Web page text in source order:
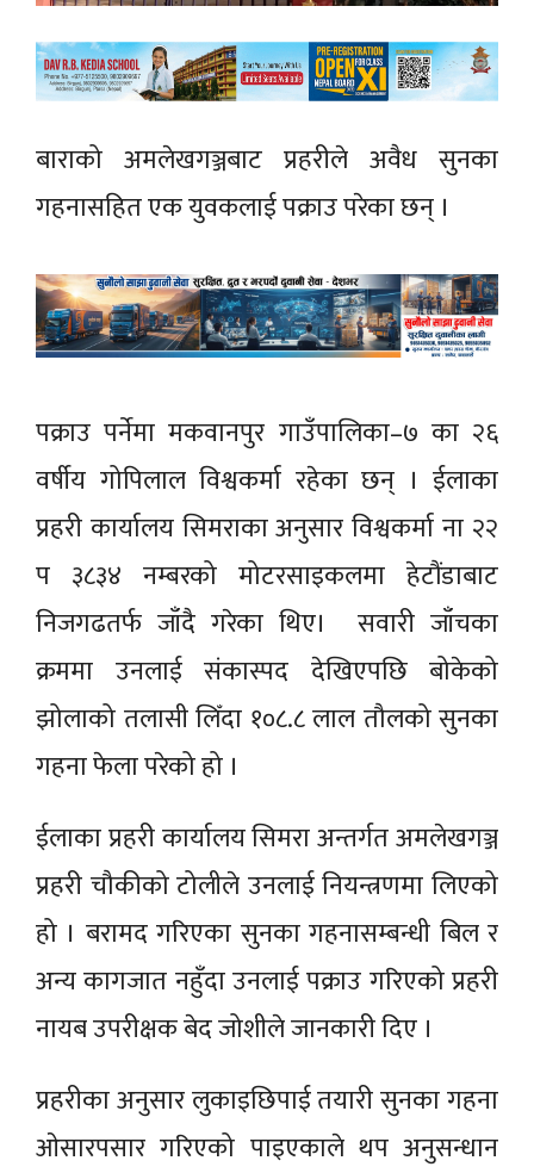
बाराको अमलेखगञ्जबाट प्रहरीले अवैध सुनका
गहनासहित एक युवकलाई पक्राउ परेका छन् ।
पक्राउ पर्नेमा मकवानपुर गाउँपालिका–७ का २६
वर्षीय गोपिलाल विश्वकर्मा रहेका छन् । ईलाका
प्रहरी कार्यालय सिमराका अनुसार विश्वकर्मा ना २२
प ३८३४ नम्बरको मोटरसाइकलमा हेटौंडाबाट
निजगढतर्फ जाँदै गरेका थिए। सवारी जाँचका
क्रममा उनलाई संकास्पद देखिएपछि बोकेको
झोलाको तलासी लिँदा १०८.८ लाल तौलको सुनका
गहना फेला परेको हो ।
ईलाका प्रहरी कार्यालय सिमरा अन्तर्गत अमलेखगञ्ज
प्रहरी चौकीको टोलीले उनलाई नियन्त्रणमा लिएको
हो । बरामद गरिएका सुनका गहनासम्बन्धी बिल र
अन्य कागजात नहुँदा उनलाई पक्राउ गरिएको प्रहरी
नायब उपरीक्षक बेद जोशीले जानकारी दिए ।
प्रहरीका अनुसार लुकाइछिपाई तयारी सुनका गहना
ओसारपसार गरिएको पाइएकाले थप अनुसन्धान